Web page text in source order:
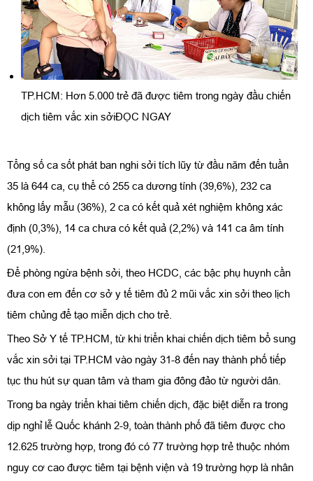
TP.HCM: Hơn 5.000 trẻ đã được tiêm trong ngày đầu chiến
dịch tiêm vắc xin sởiĐỌC NGAY
Tổng số ca sốt phát ban nghi sởi tích lũy từ đầu năm đến tuần
35 là 644 ca, cụ thể có 255 ca dương tính (39,6%), 232 ca
không lấy mẫu (36%), 2 ca có kết quả xét nghiệm không xác
định (0,3%), 14 ca chưa có kết quả (2,2%) và 141 ca âm tính
(21,9%).
Để phòng ngừa bệnh sởi, theo HCDC, các bậc phụ huynh cần
đưa con em đến cơ sở y tế tiêm đủ 2 mũi vắc xin sởi theo lịch
tiêm chủng để tạo miễn dịch cho trẻ.
Theo Sở Y tế TP.HCM, từ khi triển khai chiến dịch tiêm bổ sung
vắc xin sởi tại TP.HCM vào ngày 31-8 đến nay thành phố tiếp
tục thu hút sự quan tâm và tham gia đông đảo từ người dân.
Trong ba ngày triển khai tiêm chiến dịch, đặc biệt diễn ra trong
dịp nghỉ lễ Quốc khánh 2-9, toàn thành phố đã tiêm được cho
12.625 trường hợp, trong đó có 77 trường hợp trẻ thuộc nhóm
nguy cơ cao được tiêm tại bệnh viện và 19 trường hợp là nhân